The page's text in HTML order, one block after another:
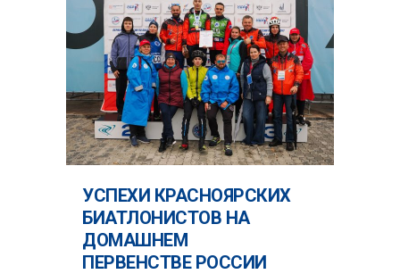
УСПЕХИ КРАСНОЯРСКИХ
БИАТЛОНИСТОВ НА
ДОМАШНЕМ
ПЕРВЕНСТВЕ РОССИИ